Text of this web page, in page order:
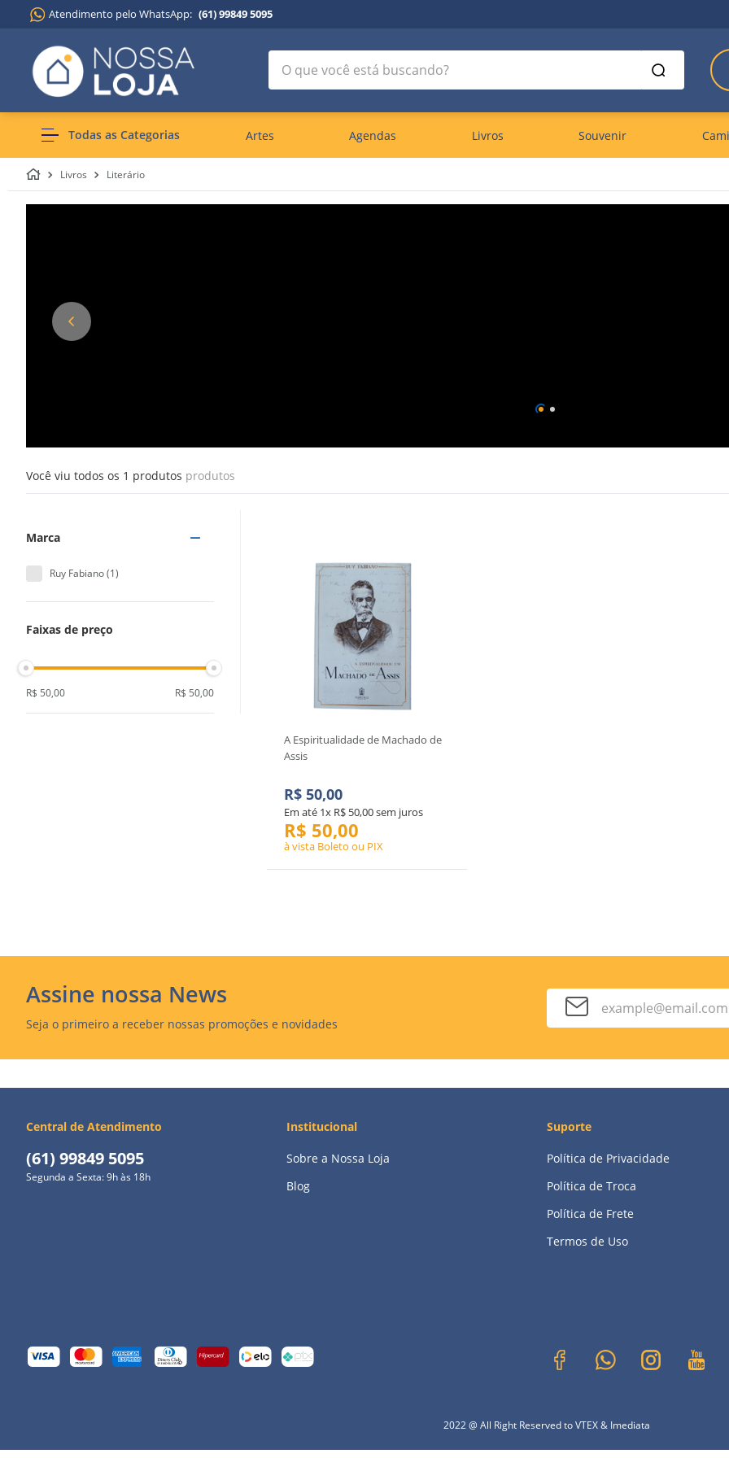
Atendimento pelo WhatsApp: (61) 99849 5095
O que você está buscando?
Todas as Categorias Artes Agendas Livros Souvenir
Livros Literário
Você viu todos os 1 produtos
Marca
Ruy Fabiano (1)
Faixas de preço
R$ 50,00 R$ 50,00
A Espiritualidade de Machado de
Assis
R$ 50,00
Em até 1x R$ 50,00sem juros
R$ 50,00
à vista Boleto ou PIX
Assine nossa News
Seja o primeiro a receber nossas promoções e novidades
Central de Atendimento
(61) 99849 5095
Segunda a Sexta: 9h às 18h
Institucional
Sobre a Nossa Loja
Blog
Suporte
Política de Privacidade
Política de Troca
Política de Frete
Termos de Uso
2022 @ All Right Reserved to VTEX & Imediata